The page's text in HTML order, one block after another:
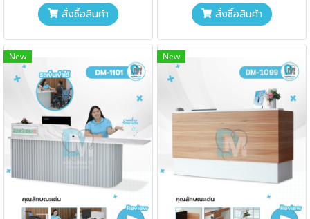
สั่งซื้อสินค้า สั่งซื้อสินค้า
New New